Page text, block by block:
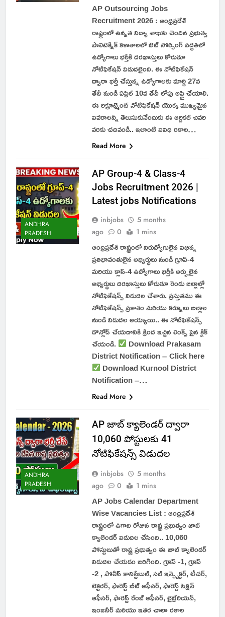
AP Outsourcing Jobs
Recruitment 2026 : ఆంధ్రప్రదేశ్
రాష్ట్రంలో ఉన్నత విద్యా శాఖకు చెందిన ప్రభుత్వ
పాలిటెక్నిక్ కళాశాలలో ఔట్ సోర్సింగ్ పద్ధతిలో
ఉద్యోగాలు భర్తీకి దరఖాస్తులు కోరుతూ
నోటిఫికేషన్ విడుదలైంది. ఈ నోటిఫికేషన్
ద్వారా భర్తీ చేస్తున్న ఉద్యోగాలకు మార్చి 27వ
తేదీ నుండి ఏప్రిల్ 10వ తేదీ లోపు అప్లై చేయాలి.
ఈ రిక్రూట్మెంట్ నోటిఫికేషన్ యొక్క ముఖ్యమైన
వివరాలన్నీ తెలుసుకునేందుకు ఈ ఆర్టికల్ చివరి
వరకు చదవండి.. ఇలాంటి వివిధ రకాల…
Read More
ANDHRA
PRADESH
AP Group-4 & Class-4
Jobs Recruitment 2026 |
Latest jobs Notifications
inbjobs
5 months
ago
0 1 mins
ఆంధ్రప్రదేశ్ రాష్ట్రంలో నిరుద్యోగులైన విభిన్న
ప్రతిభావంతులైన అభ్యర్థులు నుండి గ్రూప్-4
మరియు క్లాస్-4 ఉద్యోగాలు భర్తీకి అర్హులైన
అభ్యర్థులు దరఖాస్తులు కోరుతూ రెండు జిల్లాల్లో
నోటిఫికేషన్స్ విడుదల చేశారు. ప్రస్తుతము ఈ
నోటిఫికేషన్స్ ప్రకాశం మరియు కర్నూలు జిల్లాల
నుండి విడుదల అయ్యాయి.. ఈ నోటిఫికేషన్స్
డౌన్లోడ్ చేయడానికి క్రింద ఇచ్చిన లింక్స్ పైన క్లిక్
చేయండి.
Download Prakasam
District Notification – Click here
Download Kurnool District
Notification –…
Read More
ANDHRA
PRADESH
AP జాబ్ క్యాలెండర్ ద్వారా
10,060 పోస్టులకు 41
నోటిఫికేషన్స్ విడుదల
inbjobs
5 months
ago
0 1 mins
AP Jobs Calendar Department
Wise Vacancies List : ఆంధ్రప్రదేశ్
రాష్ట్రంలో ఉగాది రోజున రాష్ట్ర ప్రభుత్వం జాబ్
క్యాలెండర్ విడుదల చేసింది.. 10,060
పోస్టులుతో రాష్ట్ర ప్రభుత్వం ఈ జాబ్ క్యాలెండర్
విడుదల చేయడం జరిగింది. గ్రూప్ -1, గ్రూప్
-2 , పోలీస్ కానిస్టేబుల్, సబ్ ఇన్స్పెక్టర్, టీచర్,
లెక్చరర్, ఫారెస్ట్ బీట్ ఆఫీసర్, ఫారెస్ట్ సెక్షన్
ఆఫీసర్, ఫారెస్ట్ రేంజ్ ఆఫీసర్, లైబ్రేరియన్,
ఇంజనీర్ మరియు ఇతర చాలా రకాల